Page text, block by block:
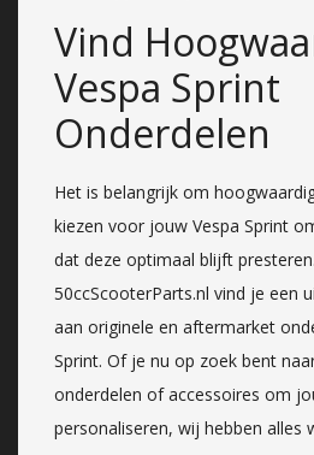
Vind
Vespa Sprint
Onderdelen
Het is belangrijk om
kiezen voor jouw Vespa Sprint
dat deze optimaal blijft
50ccScooterParts.nl vind je een
aan originele en aftermarket
Sprint. Of je nu op zoek bent
onderdelen of accessoires om
personaliseren, wij hebben alles